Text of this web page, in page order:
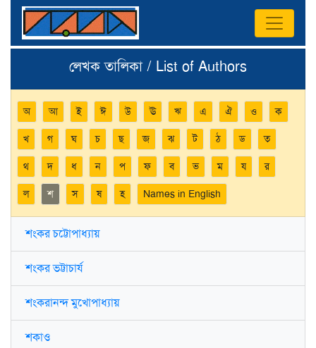
লেখক তালিকা / List of Authors
অ আ ই ঈ উ ঊ ঋ এ ঐ ও ক
খ গ ঘ চ ছ জ ঝ ট ঠ ড ত
থ দ ধ ন প ফ ব ভ ম য র
ল শ স ষ হ Names in English
শংকর চট্টোপাধ্যায়
শংকর ভট্টাচার্য
শংকরানন্দ মুখোপাধ্যায়
শকাও